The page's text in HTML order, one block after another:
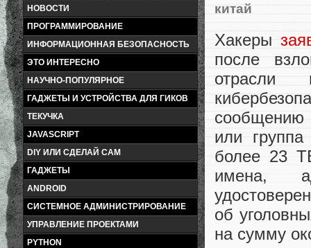
НОВОСТИ
ПРОГРАММИРОВАНИЕ
ИНФОРМАЦИОННАЯ БЕЗОПАСНОСТЬ
ЭТО ИНТЕРЕСНО
НАУЧНО-ПОПУЛЯРНОЕ
ГАДЖЕТЫ И УСТРОЙСТВА ДЛЯ ГИКОВ
ТЕКУЧКА
JAVASCRIPT
DIY ИЛИ СДЕЛАЙ САМ
ГАДЖЕТЫ
ANDROID
СИСТЕМНОЕ АДМИНИСТРИРОВАНИЕ
УПРАВЛЕНИЕ ПРОЕКТАМИ
PYTHON
китай
Хакеры
после
отрасли
сообщению
или
более 23
имена,
об
на сумму